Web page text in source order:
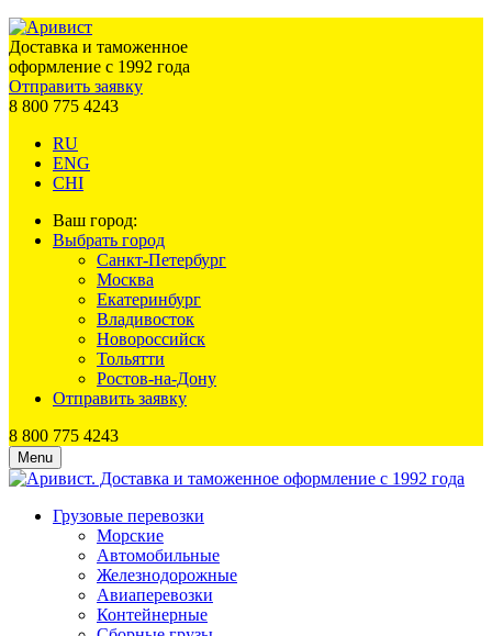
Доставка и таможенное
оформление с 1992 года
Отправить заявку
8 800 775 4243
RU
ENG
CHI
Ваш город:
Выбрать город
Санкт-Петербург
Москва
Екатеринбург
Владивосток
Новороссийск
Тольятти
Ростов-на-Дону
Отправить заявку
8 800 775 4243
Menu
Грузовые перевозки
Морские
Автомобильные
Железно­дорожные
Авиаперевозки
Контейнерные